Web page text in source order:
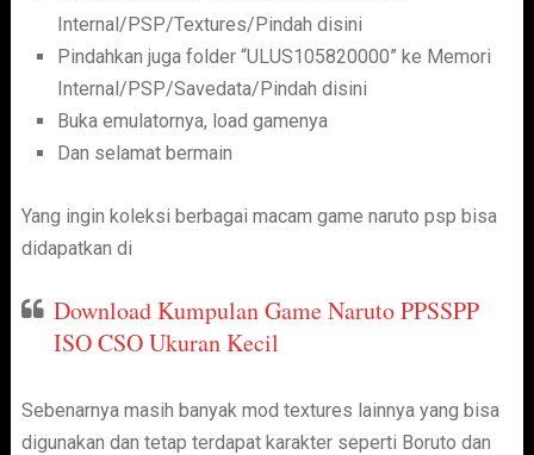
Internal/PSP/Textures/Pindah disini
Pindahkan juga folder “ULUS105820000” ke Memori
Internal/PSP/Savedata/Pindah disini
Buka emulatornya, load gamenya
Dan selamat bermain
Yang ingin koleksi berbagai macam game naruto psp bisa
didapatkan di
Download Kumpulan Game Naruto PPSSPP
ISO CSO Ukuran Kecil
Sebenarnya masih banyak mod textures lainnya yang bisa
digunakan dan tetap terdapat karakter seperti Boruto dan